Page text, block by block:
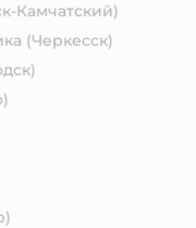
Камчатский)
(Черкесск)